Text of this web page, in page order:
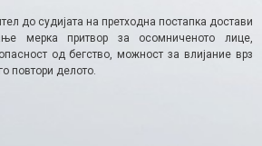
до судијата на претходна постапка достави
мерка притвор за осомниченото лице,
од бегство, можност за влијание врз
повтори делото.​